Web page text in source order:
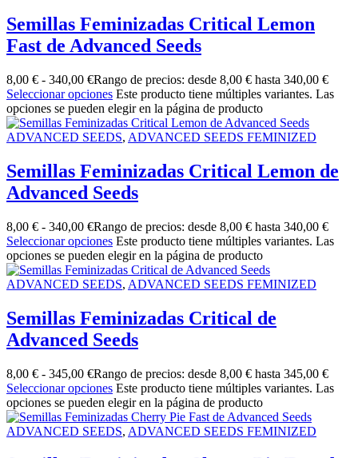
Semillas Feminizadas Critical Lemon
Fast de Advanced Seeds
8,00 € - 340,00 €Rango de precios: desde 8,00 € hasta 340,00 €
Seleccionar opciones Este producto tiene múltiples variantes. Las
opciones se pueden elegir en la página de producto
ADVANCED SEEDS, ADVANCED SEEDS FEMINIZED
Semillas Feminizadas Critical Lemon de
Advanced Seeds
8,00 € - 340,00 €Rango de precios: desde 8,00 € hasta 340,00 €
Seleccionar opciones Este producto tiene múltiples variantes. Las
opciones se pueden elegir en la página de producto
ADVANCED SEEDS, ADVANCED SEEDS FEMINIZED
Semillas Feminizadas Critical de
Advanced Seeds
8,00 € - 345,00 €Rango de precios: desde 8,00 € hasta 345,00 €
Seleccionar opciones Este producto tiene múltiples variantes. Las
opciones se pueden elegir en la página de producto
ADVANCED SEEDS, ADVANCED SEEDS FEMINIZED